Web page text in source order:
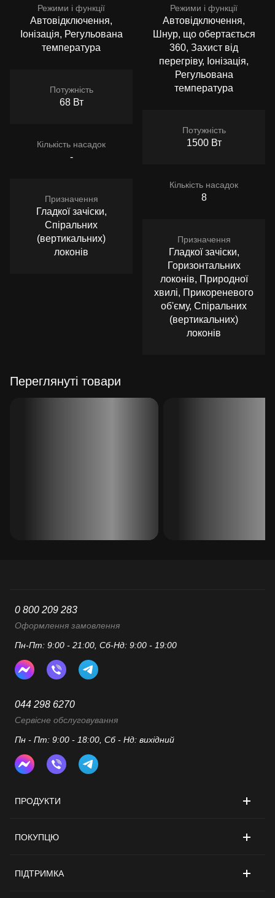
Режими і функції
Автовідключення,
Іонізація, Регульована
температура
Потужність
68 Вт
Кількість насадок
-
Призначення
Гладкої зачіски,
Спіральних
(вертикальних)
локонів
Режими і функції
Автовідключення,
Шнур, що обертається
360, Захист від
перегріву, Іонізація,
Регульована
температура
Потужність
1500 Вт
Кількість насадок
8
Призначення
Гладкої зачіски,
Горизонтальних
локонів, Природної
хвилі, Прикореневого
об'єму, Спіральних
(вертикальних)
локонів
Переглянуті товари
ПРОДУКТИ
ПОКУПЦЮ
ПІДТРИМКА
0 800 209 283
Оформлення замовлення
Пн-Пт: 9:00 - 21:00, Сб-Нд: 9:00 - 19:00
044 298 6270
Сервісне обслуговування
Пн - Пт: 9:00 - 18:00, Сб - Нд: вихідний